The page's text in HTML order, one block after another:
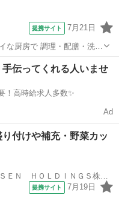
提携サイト 7月21日
な厨房で 調理・配膳・洗浄
があれば、未経験OKで
ン
伝ってくれる人いませ
/ 登録不要！高時給求人多数✨
Ad
付けや補充・野菜カッ
TAOYA那智勝浦/ＧＥＮＳＥＮ ＨＯＬＤＩＮＧＳ株式会社
提携サイト 7月19日